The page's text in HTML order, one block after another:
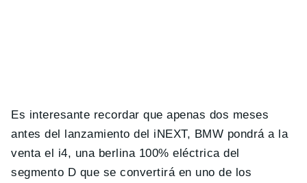
Es interesante recordar que apenas dos meses
antes del lanzamiento del iNEXT, BMW pondrá a la
venta el i4, una berlina 100% eléctrica del
segmento D que se convertirá en uno de los